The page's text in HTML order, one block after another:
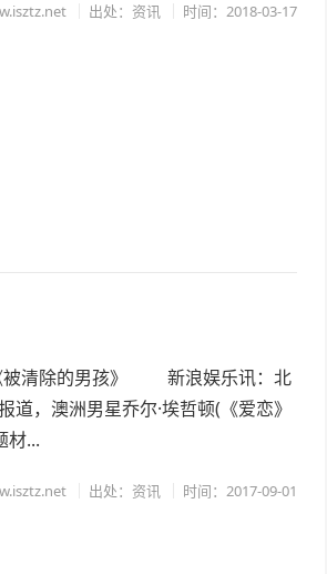
出处：资讯 时间：2018-03-17
清除的男孩》 新浪娱乐讯：北
，澳洲男星乔尔·埃哲顿(《爱恋》
材...
出处：资讯 时间：2017-09-01